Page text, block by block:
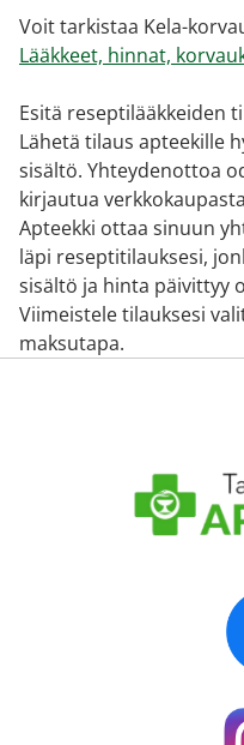
Voit tarkistaa Kela-
Lääkkeet, hinnat,
Esitä reseptilääkkeiden
Lähetä tilaus apteekille
sisältö. Yhteydenottoa
kirjautua
Apteekki ottaa sinuun
läpi reseptitilauksesi,
sisältö ja hinta päivittyy
Viimeistele tilauksesi
maksutapa.